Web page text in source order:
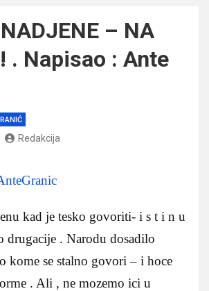
– NA
. Napisao : Ante
Redakcija
kad je tesko govoriti- i s t i n u
drugacije . Narodu dosadilo
kome se stalno govori – i hoce
. Ali , ne mozemo ici u